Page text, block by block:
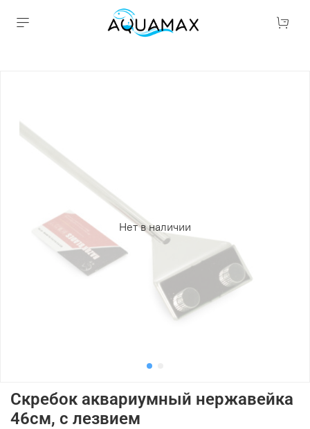
Нет в наличии
Скребок аквариумный нержавейка
46см, с лезвием